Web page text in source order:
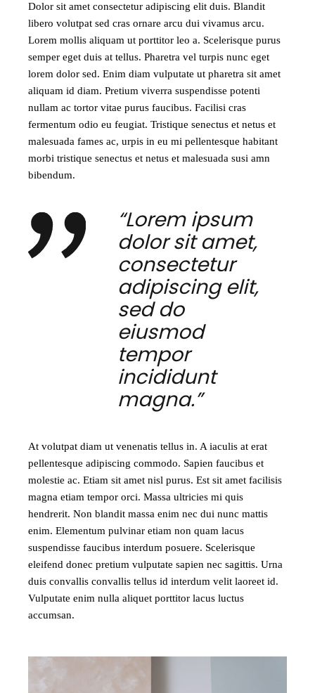
Dolor sit amet consectetur adipiscing elit duis. Blandit
libero volutpat sed cras ornare arcu dui vivamus arcu.
Lorem mollis aliquam ut porttitor leo a. Scelerisque purus
semper eget duis at tellus. Pharetra vel turpis nunc eget
lorem dolor sed. Enim diam vulputate ut pharetra sit amet
aliquam id diam. Pretium viverra suspendisse potenti
nullam ac tortor vitae purus faucibus. Facilisi cras
fermentum odio eu feugiat. Tristique senectus et netus et
malesuada fames ac, urpis in eu mi pellentesque habitant
morbi tristique senectus et netus et malesuada susi amn
bibendum.
“Lorem ipsum
dolor sit amet,
consectetur
adipiscing elit,
sed do
eiusmod
tempor
incididunt
magna.”
At volutpat diam ut venenatis tellus in. A iaculis at erat
pellentesque adipiscing commodo. Sapien faucibus et
molestie ac. Etiam sit amet nisl purus. Est sit amet facilisis
magna etiam tempor orci. Massa ultricies mi quis
hendrerit. Non blandit massa enim nec dui nunc mattis
enim. Elementum pulvinar etiam non quam lacus
suspendisse faucibus interdum posuere. Scelerisque
eleifend donec pretium vulputate sapien nec sagittis. Urna
duis convallis convallis tellus id interdum velit laoreet id.
Vulputate enim nulla aliquet porttitor lacus luctus
accumsan.